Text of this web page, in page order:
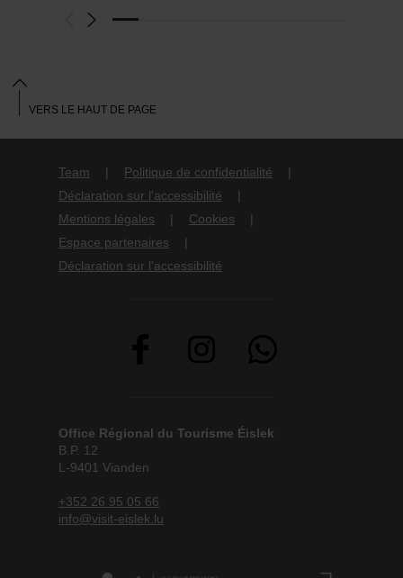
Team
Politique de confidentialité
Déclaration sur l'accessibilité
Mentions légales
Cookies
Espace partenaires
Déclaration sur l'accessibilité
Office Régional du Tourisme Éislek
B.P. 12
L-9401 Vianden
+352 26 95 05 66
info@visit-eislek.lu
VERS LE HAUT DE PAGE